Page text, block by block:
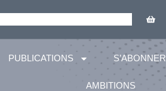
PUBLICATIONS S’ABONNER
AMBITIONS